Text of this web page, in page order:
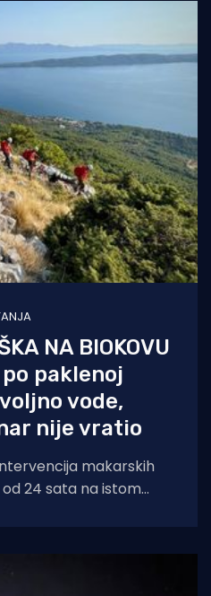
NA BIOKOVU
paklenoj
vode,
nije vratio
makarskih
24 sata na istom